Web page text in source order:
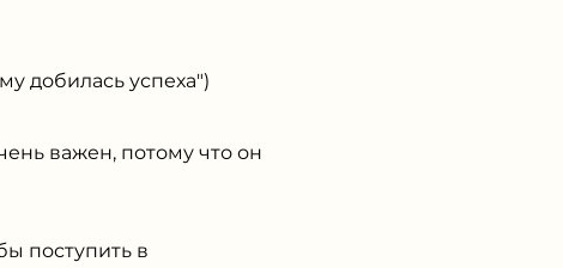
добилась успеха")
важен, потому что он
поступить в